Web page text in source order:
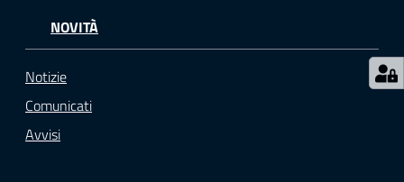
g
r
f
NOVITÀ
Notizie
Comunicati
Avvisi